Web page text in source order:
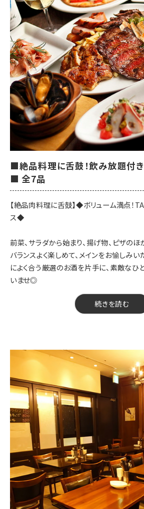
◎揚げ物2種盛り
◎小海老とヤリイカ・キノコのガーリックソ
◎ミックスPIZZA
◎豚肩ロース肉のグリル
◎本日のパスタ
【飲み放題メニュー】
■生ビール
サッポロ生ビール 黒ラベル
■ワイン
赤、白
■サワー
酎ハイ、ウーロンハイ、 緑茶ハイ
レモンサワー、シークァーサーサワー
■ウイスキー
ハイボール、ロック、水割り
■カクテル
ジントニック、 カシスソーダ、
カシスウーロン、ウオッカトニック
■梅酒
ソーダ割、 ロック、水割り
■焼酎(芋・麦)
ロック、水割り
コカ・コーラ、ジンジャーエル、
コースの制限時間は120分となっておりま
飲み放題のラストオーダーは30分前となっ
・ランチは予約不可
・宴会コース、デザートプレートなど当日
いたします。
写真はイメージです。
人数変更は前日までご連絡下さい。
■絶品料理に舌鼓！飲み放題付
■ 全7品
【絶品肉料理に舌鼓】◆ボリューム満点！
ス◆
前菜、サラダから始まり、揚げ物、ピザの
バランスよく楽しめて、メインをお愉しみ
によく合う厳選のお酒を片手に、素敵なひ
いませ◎
続きを読む
【料金】6,000円（税込）
【飲み放題】有
【コース内容】
◎前菜３種盛り合わせ
◎低温調理の柔らかローストポークサラダ
◎ガーリックシュリンプ&若鶏の唐揚げ
◎白身魚のムニエル ～レモンバターソー
◎ミックスPIZZA
◎牛赤身肉のグリル
◎本日のパスタ
【飲み放題メニュー】
■生ビール